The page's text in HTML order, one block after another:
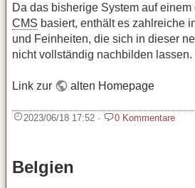
Da das bisherige System auf
CMS basiert, enthält es zahlreiche
und Feinheiten, die sich in dieser
nicht vollständig nachbilden lassen.
Link zur alten Homepage
2023/06/18 17:52 · 0 Kommentare
Belgien